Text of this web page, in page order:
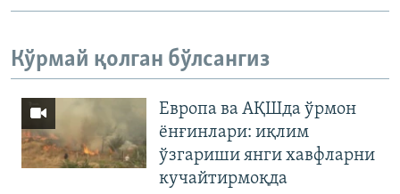
Кўрмай қолган бўлсангиз
Европа ва АҚШда ўрмон
ёнғинлари: иқлим
ўзгариши янги хавфларни
кучайтирмоқда